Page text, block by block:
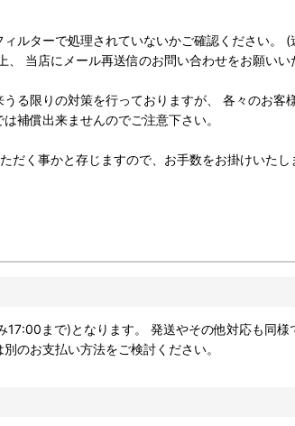
ルターで処理されていないかご確認ください
当店にメール再送信のお問い合わせをお願いい
る限りの対策を行っておりますが、 各々のお
補償出来ませんのでご注意下さい。
く事かと存じますので、お手数をお掛けいたし
のお支払い方法をご検討ください。